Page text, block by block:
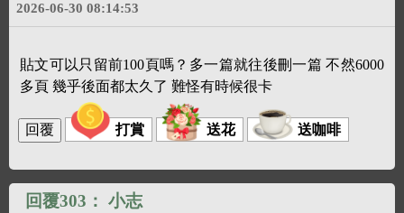
2026-06-30 08:14:53
貼文可以只留前100頁嗎？多一篇就往後刪一篇 不然6000
多頁 幾乎後面都太久了 難怪有時候很卡
打賞 送花 送咖啡
回覆303： 小志